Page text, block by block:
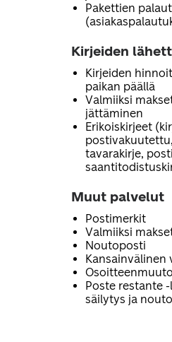
Pakettien
Kirjeiden
Kirjeiden
paikan päällä
Valmiiksi
jättäminen
Erikoiskirjeet
tavarakirje,
Muut palvelut
Postimerkit
Valmiiksi
Noutoposti
Kansainvälinen
Poste restante
säilytys ja nouto